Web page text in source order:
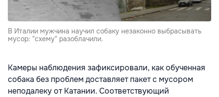
В Италии мужчина научил собаку незаконно выбрасывать
мусор: "схему" разоблачили.
Камеры наблюдения зафиксировали, как обученная
собака без проблем доставляет пакет с мусором
неподалеку от Катании. Соответствующий